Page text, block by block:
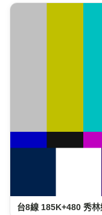
台8線 185K+480 秀